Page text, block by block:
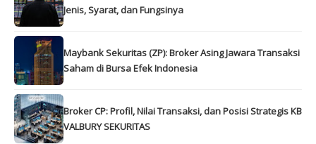
Jenis, Syarat, dan Fungsinya
Maybank Sekuritas (ZP): Broker Asing Jawara Transaksi
Saham di Bursa Efek Indonesia
Broker CP: Profil, Nilai Transaksi, dan Posisi Strategis KB
VALBURY SEKURITAS